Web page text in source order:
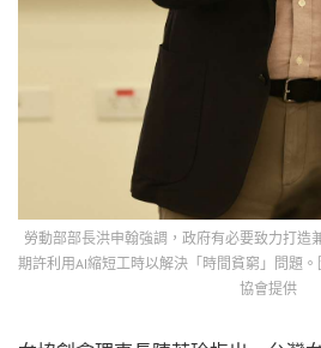
勞動部部長洪申翰強調，政府有必要致力打造
期許利用AI縮短工時以解決「時間貧窮」問題
協會提供